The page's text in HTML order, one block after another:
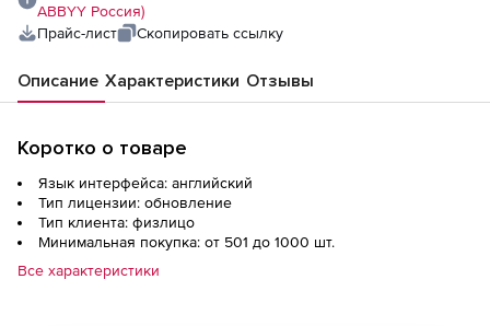
ABBYY Россия)
Прайс-лист
Скопировать ссылку
Описание Характеристики Отзывы
Коротко о товаре
Язык интерфейса: английский
Тип лицензии: обновление
Тип клиента: физлицо
Минимальная покупка: от 501 до 1000 шт.
Все характеристики